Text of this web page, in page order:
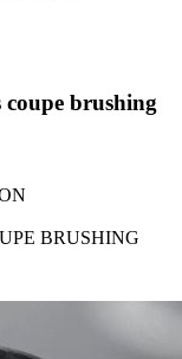
brushing
BRUSHING